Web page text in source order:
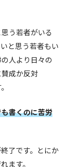
う若者がいる
と思う若者もい
人より日々の
成か反対
書くのに苦労
了です。とにか
ます。